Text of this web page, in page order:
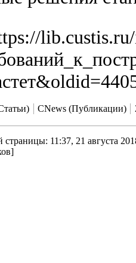
CNews (Публикации)
страницы: 11:37, 21 августа